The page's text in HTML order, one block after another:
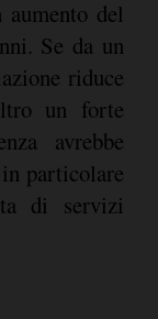
del
Se da un
riduce
un forte
avrebbe
particolare
di servizi